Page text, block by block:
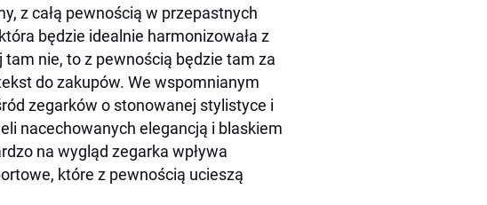
z całą pewnością w przepastnych
będzie idealnie harmonizowała z
nie, to z pewnością będzie tam za
do zakupów. We wspomnianym
zegarków o stonowanej stylistyce i
nacechowanych elegancją i blaskiem
na wygląd zegarka wpływa
które z pewnością ucieszą